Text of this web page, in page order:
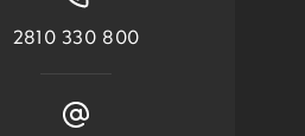
2810 330 800